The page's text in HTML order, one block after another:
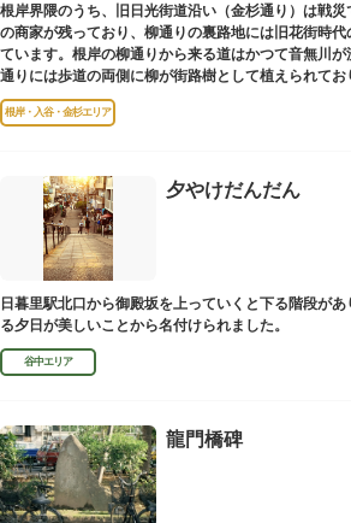
根岸界隈のうち、旧日光街道沿い（金杉通り）は戦災
の商家が残っており、柳通りの裏路地には旧花街時
ています。根岸の柳通りから来る道はかつて音無川
通りには歩道の両側に柳が街路樹として植えられて
通りがかつて花街のあった界隈です。
根岸・入谷・金杉エリア
夕やけだんだん
日暮里駅北口から御殿坂を上っていくと下る階段が
る夕日が美しいことから名付けられました。
谷中エリア
龍門橋碑